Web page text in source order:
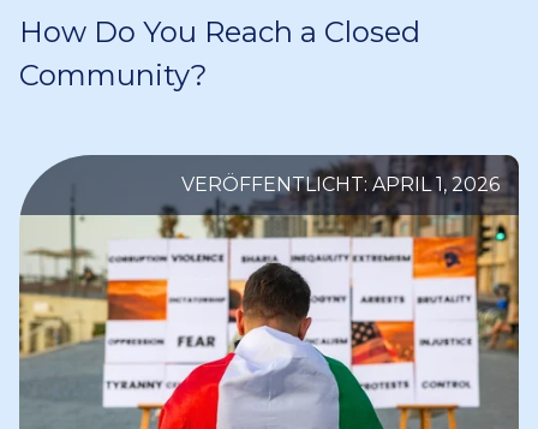
How Do You Reach a Closed
Community?
VERÖFFENTLICHT: APRIL 1, 2026